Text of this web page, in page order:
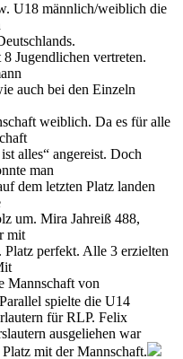
U18 männlich/weiblich die
Jugendlichen vertreten.
auch bei den Einzeln
weiblich. Da es für alle
alles“ angereist. Doch
man
dem letzten Platz landen
um. Mira Jahreiß 488,
mit
Platz perfekt. Alle 3 erzielten
Mannschaft von
Parallel spielte die U14
für RLP. Felix
ausgeliehen war
mit der Mannschaft.